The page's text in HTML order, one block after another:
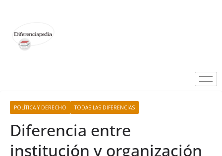
POLÍTICA Y DERECHO TODAS LAS DIFERENCIAS
Diferencia entre
institución y organización